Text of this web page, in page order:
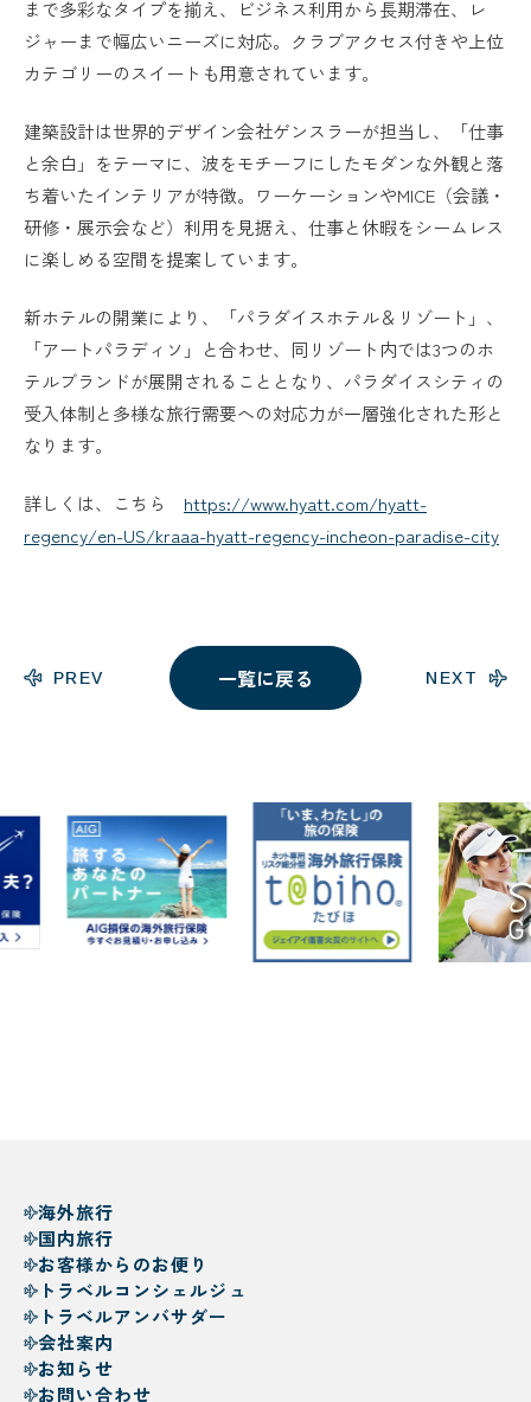
まで多彩なタイプを揃え、ビジネス利用から長期滞在、レ
ジャーまで幅広いニーズに対応。クラブアクセス付きや上位
カテゴリーのスイートも用意されています。
建築設計は世界的デザイン会社ゲンスラーが担当し、「仕事
と余白」をテーマに、波をモチーフにしたモダンな外観と落
ち着いたインテリアが特徴。ワーケーションやMICE（会議・
研修・展示会など）利用を見据え、仕事と休暇をシームレス
に楽しめる空間を提案しています。
新ホテルの開業により、「パラダイスホテル＆リゾート」、
「アートパラディソ」と合わせ、同リゾート内では3つのホ
テルブランドが展開されることとなり、パラダイスシティの
受入体制と多様な旅行需要への対応力が一層強化された形と
なります。
詳しくは、こちら https://www.hyatt.com/hyatt-
regency/en-US/kraaa-hyatt-regency-incheon-paradise-city
PREV 一覧に戻る NEXT
海外旅行
国内旅行
お客様からのお便り
トラベルコンシェルジュ
トラベルアンバサダー
会社案内
お知らせ
お問い合わせ